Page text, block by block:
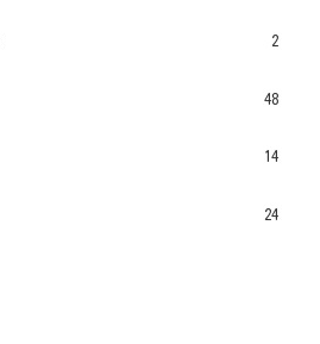
2
48
14
24